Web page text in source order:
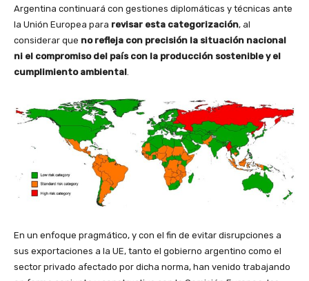
Argentina continuará con gestiones diplomáticas y técnicas ante
la Unión Europea para revisar esta categorización, al
considerar que no refleja con precisión la situación nacional
ni el compromiso del país con la producción sostenible y el
cumplimiento ambiental
En un enfoque pragmático, y con el fin de evitar disrupciones a
sus exportaciones a la UE, tanto el gobierno argentino como el
sector privado afectado por dicha norma, han venido trabajando